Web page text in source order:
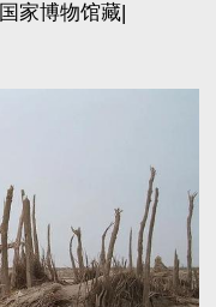
家博物馆藏|